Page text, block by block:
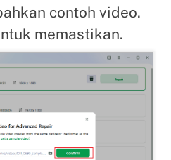
contoh video.
memastikan.